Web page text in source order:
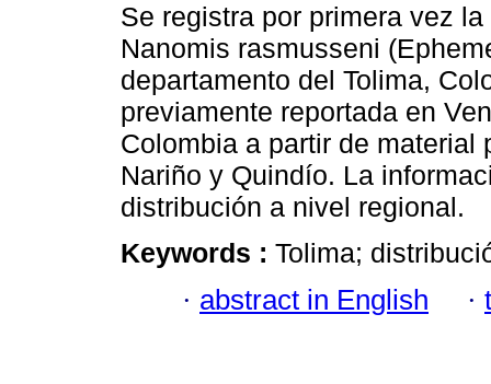
Se registra por primera vez
Nanomis rasmusseni
departamento del Tolima,
previamente reportada en
Colombia a partir de material
Nariño y Quindío. La
distribución a nivel regional.
Keywords : Tolima;
· abstract in English ·